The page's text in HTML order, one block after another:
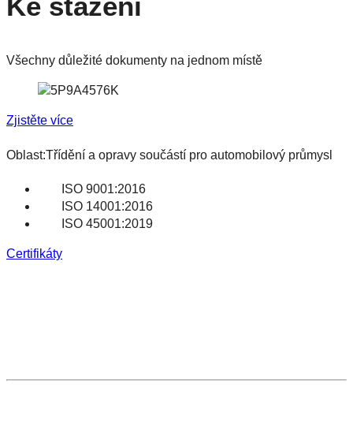
Ke stažení
Všechny důležité dokumenty na jednom místě
Zjistěte více
Oblast:Třídění a opravy součástí pro automobilový průmysl
ISO 9001:2016
ISO 14001:2016
ISO 45001:2019
Certifikáty